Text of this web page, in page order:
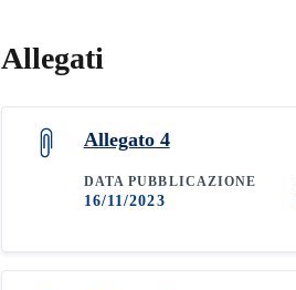
Allegati
Allegato 4
DATA PUBBLICAZIONE
16/11/2023